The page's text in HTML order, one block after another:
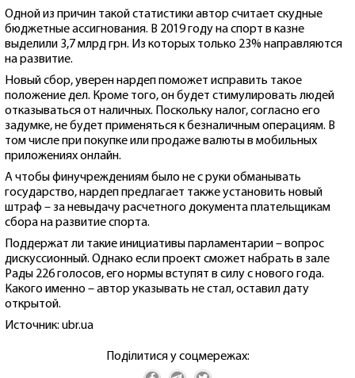
Одной из причин такой статистики автор считает скудные
бюджетные ассигнования. В 2019 году на спорт в казне
выделили 3,7 млрд грн. Из которых только 23% направляются
на развитие.
Новый сбор, уверен нардеп поможет исправить такое
положение дел. Кроме того, он будет стимулировать людей
отказываться от наличных. Поскольку налог, согласно его
задумке, не будет применяться к безналичным операциям. В
том числе при покупке или продаже валюты в мобильных
приложениях онлайн.
А чтобы финучреждениям было не с руки обманывать
государство, нардеп предлагает также установить новый
штраф – за невыдачу расчетного документа плательщикам
сбора на развитие спорта.
Поддержат ли такие инициативы парламентарии – вопрос
дискуссионный. Однако если проект сможет набрать в зале
Рады 226 голосов, его нормы вступят в силу с нового года.
Какого именно – автор указывать не стал, оставил дату
открытой.
Источник: ubr.ua
Поділитися у соцмережах: